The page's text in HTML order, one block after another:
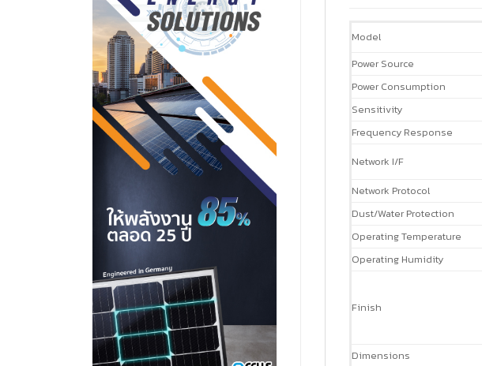
Model
Power Source
Power Consumption
Sensitivity
Frequency Response
Network I/F
Network Protocol
Dust/Water Protection
Operating Temperature
Operating Humidity
Finish
Dimensions